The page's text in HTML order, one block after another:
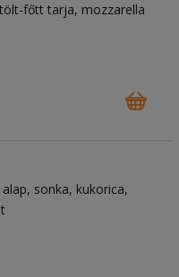
főtt tarja mozzarella
sonka kukorica